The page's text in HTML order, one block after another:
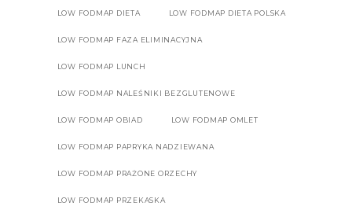
LOW FODMAP DIETA LOW FODMAP DIETA POLSKA
LOW FODMAP FAZA ELIMINACYJNA
LOW FODMAP LUNCH
LOW FODMAP NALEŚNIKI BEZGLUTENOWE
LOW FODMAP OBIAD LOW FODMAP OMLET
LOW FODMAP PAPRYKA NADZIEWANA
LOW FODMAP PRAŻONE ORZECHY
LOW FODMAP PRZEKASKA